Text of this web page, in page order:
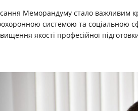
Меморандуму стало важливим
системою та соціальною
якості професійної